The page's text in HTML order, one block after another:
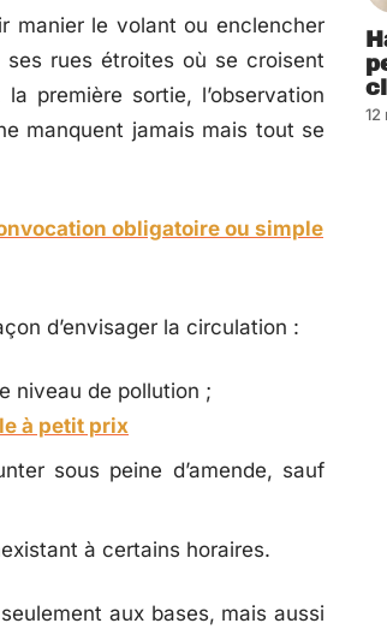
manier le volant ou enclencher
rues étroites où se croisent
première sortie, l’observation
manquent jamais mais tout se
obligatoire ou simple
d’envisager la circulation :
niveau de pollution ;
à petit prix
sous peine d’amende, sauf
à certains horaires.
aux bases, mais aussi
12